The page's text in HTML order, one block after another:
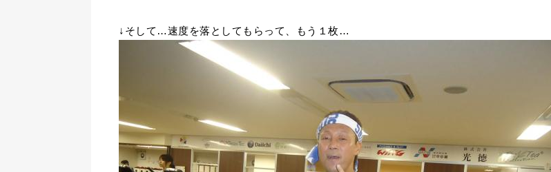
↓そして…速度を落としてもらって、もう１枚…